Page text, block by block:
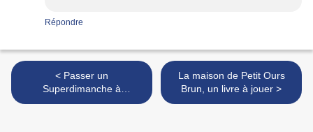
Répondre
< Passer un
Superdimanche à
l'Hippodrome de Vincennes
La maison de Petit Ours
Brun, un livre à jouer >